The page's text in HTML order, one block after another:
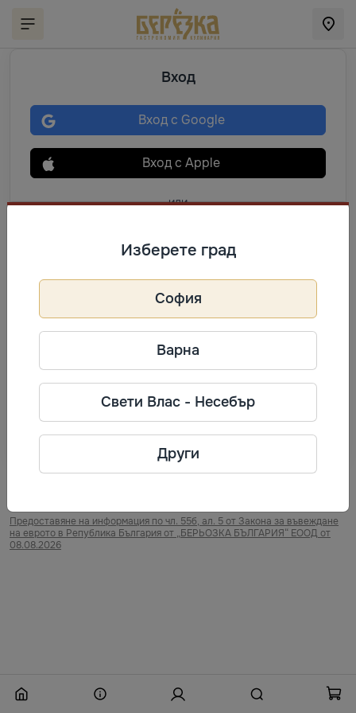
Вход
Вход с Google
Вход с Apple
или
Вход
Забравена парола
Нямате още акаунт?
За да пазарувате по-удобно - направете си личен
кабинет!Регистрирайте се
Предоставяне на информация по чл. 55б, ал. 5 от Закона за въвеждане
на еврото в Република България от „БЕРЬОЗКА БЪЛГАРИЯ“ ЕООД от
08.08.2026
Изберете град
София
Варна
Свети Влас - Несебър
Други